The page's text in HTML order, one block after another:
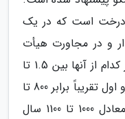
درخت است که در یک
و در مجاورت هیأت
حسینی روستا قرار دارند. قطر تنه هر کدام از آنها بین 1.5 تا
1.80 متر است. قدمت این درخت سرو اول تقریباً برابر 800 تا
1000 سال و درخت سرو دوم تقریباً معادل 1000 تا 1100 سال